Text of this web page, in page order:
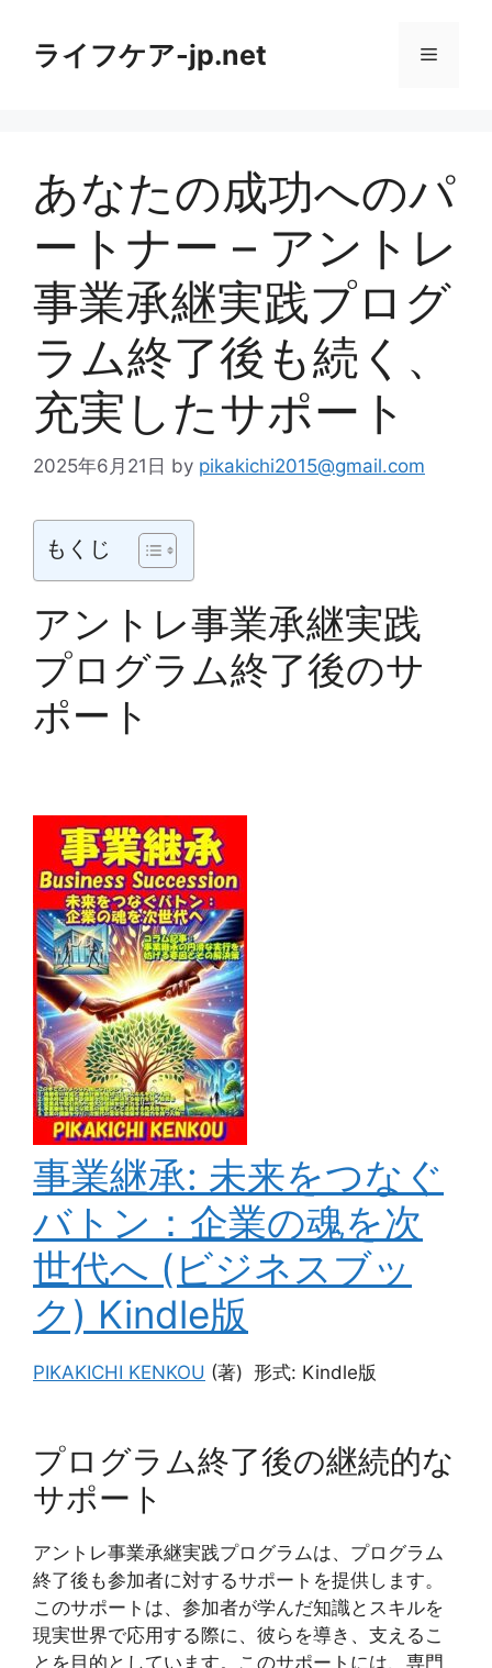
ライフケア-jp.net メ
ュ
ー
あなたの成功へのパ
ートナー – アントレ
事業承継実践プログ
ラム終了後も続く、
充実したサポート
2025年6月21日 by pikakichi2015@gmail.com
もくじ
アントレ事業承継実践
プログラム終了後のサ
ポート
事業継承: 未来をつなぐ
バトン：企業の魂を次
世代へ (ビジネスブッ
ク) Kindle版
PIKAKICHI KENKOU (著) 形式: Kindle版
プログラム終了後の継続的な
サポート
アントレ事業承継実践プログラムは、プログラム
終了後も参加者に対するサポートを提供します。
このサポートは、参加者が学んだ知識とスキルを
現実世界で応用する際に、彼らを導き、支えるこ
とを目的としています。このサポートには、専門